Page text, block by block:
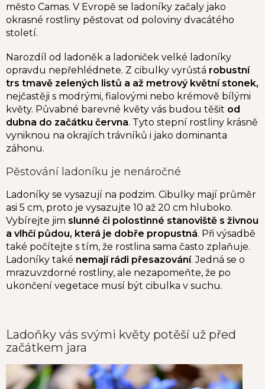
město Camas. V Evropě se ladoníky začaly jako
okrasné rostliny pěstovat od poloviny dvacátého
století.
Narozdíl od ladoněk a ladoniček velké ladoníky
opravdu nepřehlédnete. Z cibulky vyrůstá robustní
trs tmavě zelených listů a až metrový květní stonek,
nejčastěji s modrými, fialovými nebo krémově bílými
květy. Půvabné barevné květy vás budou těšit od
dubna do začátku června. Tyto stepní rostliny krásně
vyniknou na okrajích trávníků i jako dominanta
záhonu.
Pěstování ladoníku je nenáročné
Ladoníky se vysazují na podzim. Cibulky mají průměr
asi 5 cm, proto je vysazujte 10 až 20 cm hluboko.
Vybírejte jim slunné či polostinné stanoviště s živnou
a vlhčí půdou, která je dobře propustná. Při výsadbě
také počítejte s tím, že rostlina sama často zplaňuje.
Ladoníky také nemají rádi přesazování. Jedná se o
mrazuvzdorné rostliny, ale nezapomeňte, že po
ukončení vegetace musí být cibulka v suchu.
Ladoňky vás svými květy potěší už před
začátkem jara